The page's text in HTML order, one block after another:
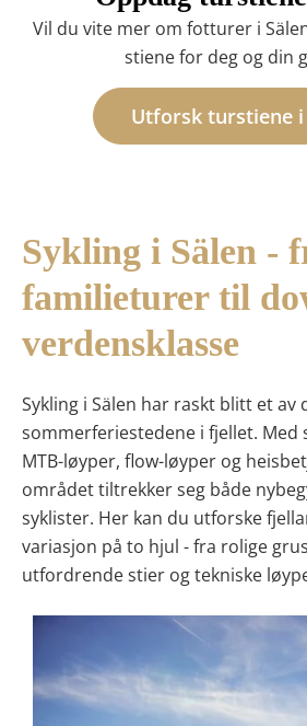
Vil du vite mer om fotturer i
stiene for deg og din
Utforsk turstiene i
Sykling i Sälen -
familieturer til
verdensklasse
Sykling i Sälen har raskt blitt et av
sommerferiestedene i fjellet. Med
MTB-løyper, flow-løyper og
området tiltrekker seg både
syklister. Her kan du utforske
variasjon på to hjul - fra rolige
utfordrende stier og tekniske